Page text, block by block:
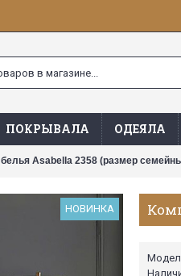
ПОКРЫВАЛА ОДЕЯЛА
Asabella 2358 (размер
НОВИНКА